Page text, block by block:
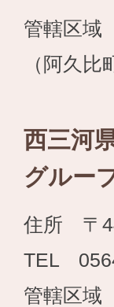
管轄区域
（阿久
西三河
グルー
住所 〒
TEL
管轄区域